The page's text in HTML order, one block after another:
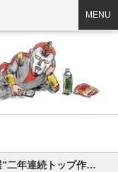
MENU
『心霊写真部 劇場版』”ニコ生ホラー百選”二年連続トップ作品がファン待望の劇場用新作として復活！